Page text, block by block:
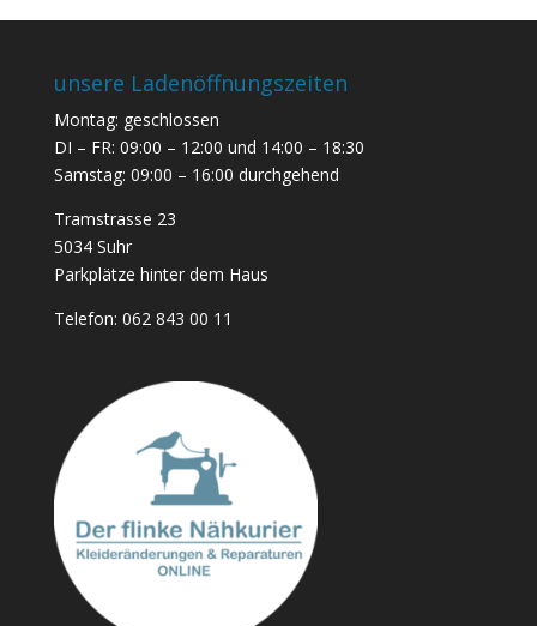
unsere Ladenöffnungszeiten
Montag: geschlossen
DI – FR: 09:00 – 12:00 und 14:00 – 18:30
Samstag: 09:00 – 16:00 durchgehend
Tramstrasse 23
5034 Suhr
Parkplätze hinter dem Haus
Telefon: 062 843 00 11